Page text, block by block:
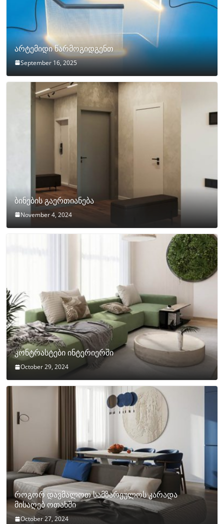
არტემიდი წარმოგიდგენთ
September 16, 2025
ბინების გაერთიანება
November 4, 2024
კონტრასტები ინტერიერში
October 29, 2024
როგორ დავმალოთ სამზარეულოს კარადა
მისაღებ ოთახში
October 27, 2024